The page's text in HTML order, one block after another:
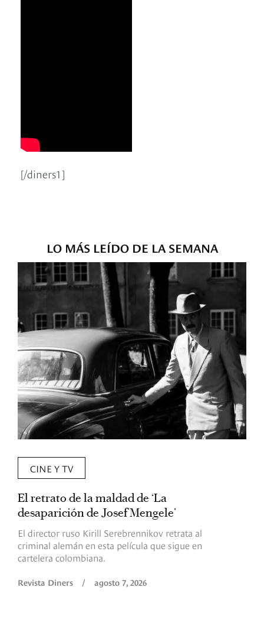
[/diners1]
LO MÁS LEÍDO DE LA SEMANA
CINE Y TV
El retrato de la maldad de ‘La
desaparición de Josef Mengele’
El director ruso Kirill Serebrennikov retrata al
criminal alemán en esta película que sigue en
cartelera colombiana.
Revista Diners / agosto 7, 2026